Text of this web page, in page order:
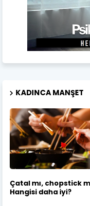
KADINCA MANŞET
Çatal mı, chopstick
Hangisi daha iyi?